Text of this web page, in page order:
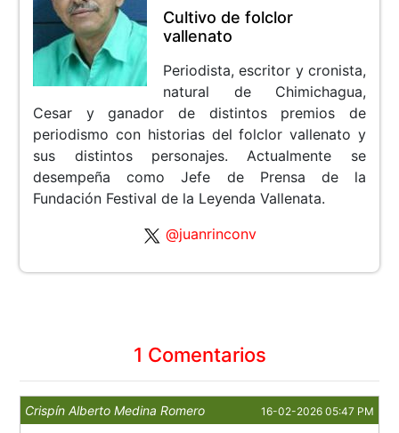
Cultivo de folclor
vallenato
Periodista, escritor y cronista,
natural de Chimichagua,
Cesar y ganador de distintos premios de
periodismo con historias del folclor vallenato y
sus distintos personajes. Actualmente se
desempeña como Jefe de Prensa de la
Fundación Festival de la Leyenda Vallenata.
@juanrinconv
1 Comentarios
Crispín Alberto Medina Romero 16-02-2026 05:47 PM